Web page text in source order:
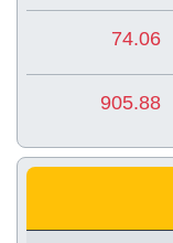
74.06
905.88